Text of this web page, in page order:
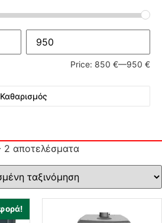
Price: 850 €—950 €
Καθαρισμός
2 αποτελέσματα